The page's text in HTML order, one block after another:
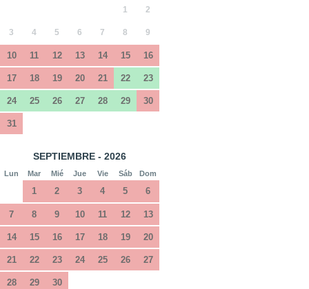
1 2
3 4 5 6 7 8 9
10 11 12 13 14 15 16
17 18 19 20 21 22 23
24 25 26 27 28 29 30
31
SEPTIEMBRE - 2026
Lun Mar Mié Jue Vie Sáb Dom
1 2 3 4 5 6
7 8 9 10 11 12 13
14 15 16 17 18 19 20
21 22 23 24 25 26 27
28 29 30